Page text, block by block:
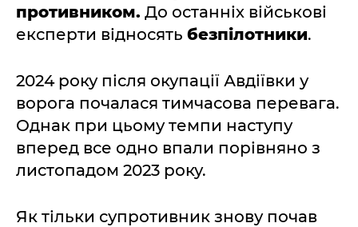
противником. До останніх військові
експерти відносять безпілотники.
2024 року після окупації Авдіївки у
ворога почалася тимчасова перевага.
Однак при цьому темпи наступу
вперед все одно впали порівняно з
листопадом 2023 року.
Як тільки супротивник знову почав